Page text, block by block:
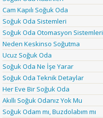
Cam Kapılı Soğuk Oda
Soğuk Oda Sistemleri
Soğuk Oda Otomasyon Sistemleri
Neden Keskinso Soğutma
Ucuz Soğuk Oda
Soğuk Oda Ne İşe Yarar
Soğuk Oda Teknik Detaylar
Her Eve Bir Soğuk Oda
Akıllı Soğuk Odanız Yok Mu
Soğuk Odam mı, Buzdolabım mı